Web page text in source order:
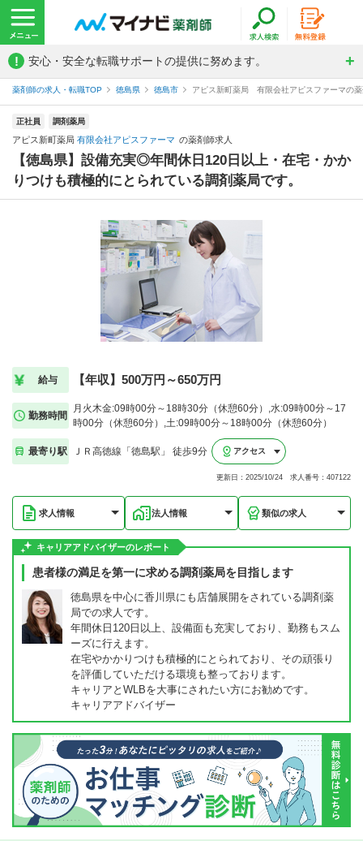
! 安心・安全な転職サポートの提供に努めます。
薬剤師の求人・転職TOP 徳島県 徳島市 アピス新町薬局 有限会社アピスファーマの
正社員 調剤薬局
アピス新町薬局 有限会社アピスファーマ の薬剤師求人
【徳島県】設備充実◎年間休日120日以上・在宅・かか
りつけも積極的にとられている調剤薬局です。
給与 【年収】500万円～650万円
勤務時間
月火木金:09時00分～18時30分（休憩60分）,水:09時00分～17
時00分（休憩60分）,土:09時00分～18時00分（休憩60分）
最寄り駅 ＪＲ高徳線「徳島駅」 徒歩9分 アクセス
更新日：2025/10/24 求人番号：407122
求人情報 法人情報 類似の求人
キャリアアドバイザーのレポート
患者様の満足を第一に求める調剤薬局を目指します
徳島県を中心に香川県にも店舗展開をされている調剤薬
局での求人です。
年間休日120日以上、設備面も充実しており、勤務もスム
ーズに行えます。
在宅やかかりつけも積極的にとられており、その頑張り
を評価していただける環境も整っております。
キャリアとWLBを大事にされたい方にお勧めです。
キャリアアドバイザー